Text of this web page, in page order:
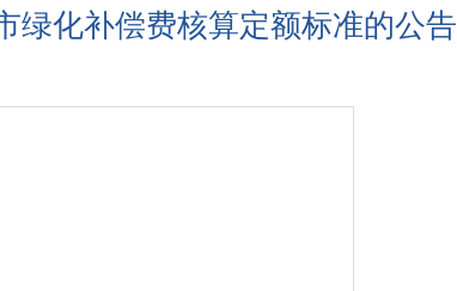
绿化补偿费核算定额标准的公告